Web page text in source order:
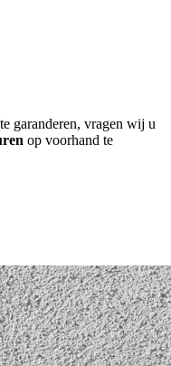
garanderen, vragen wij u
op voorhand te